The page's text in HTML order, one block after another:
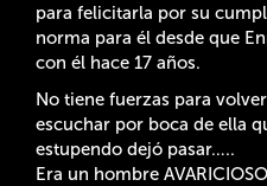
para felicitarla por su
norma para él desde que
con él hace 17 años.
No tiene fuerzas para
escuchar por boca de ella
estupendo dejó pasar…..
Era un hombre